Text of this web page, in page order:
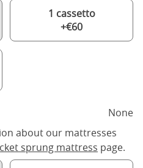
1 cassetto
+€60
None
about our mattresses
sprung mattress page.